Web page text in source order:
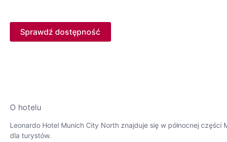
Sprawdź dostępność
O hotelu
Leonardo Hotel Munich City North znajduje się w północnej
dla turystów.